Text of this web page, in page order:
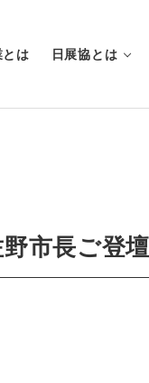
とは 日展協とは
市長ご登